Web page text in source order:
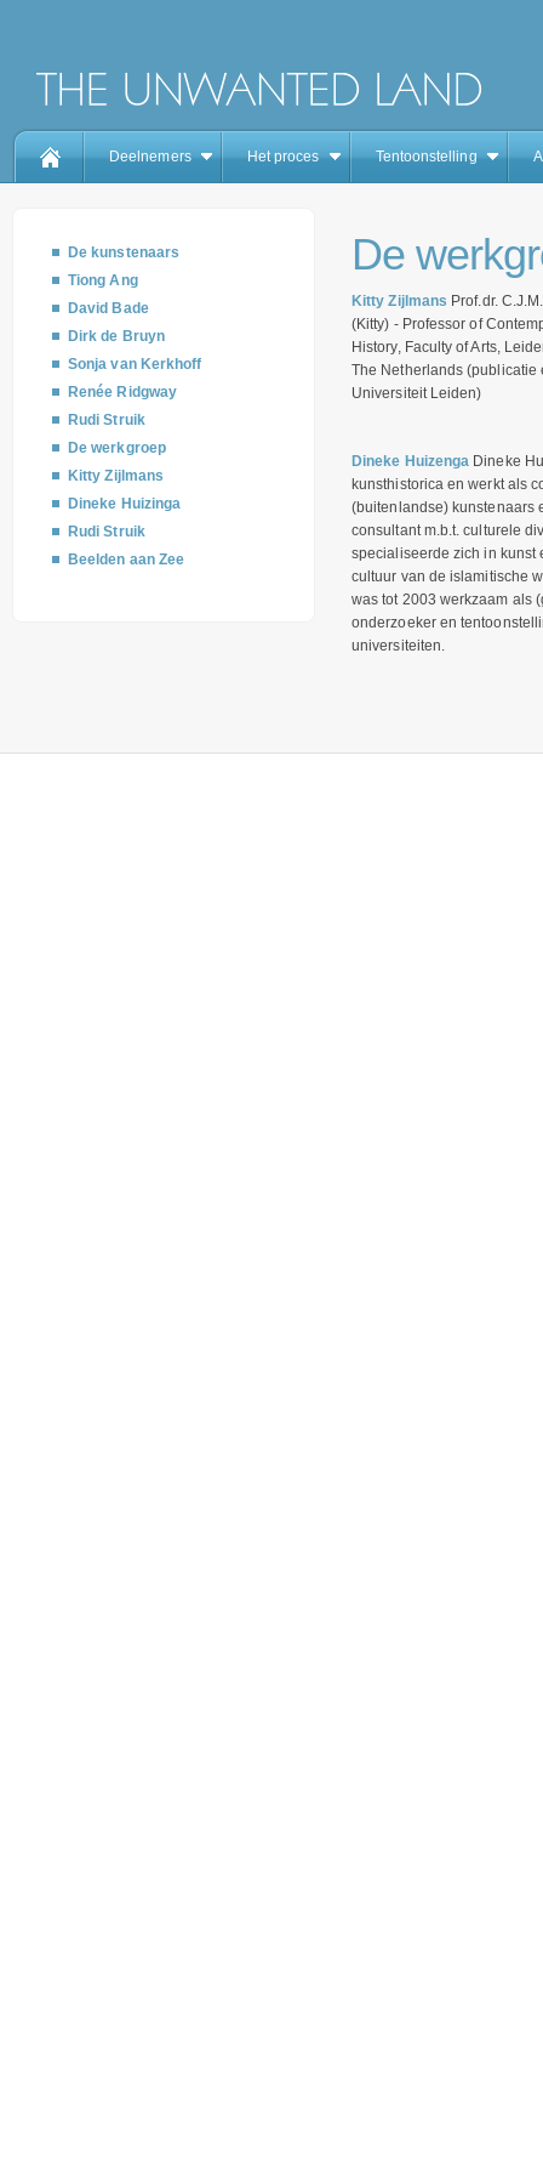
Deelnemers Het proces Tentoonstelling
De kunstenaars
Tiong Ang
David Bade
Dirk de Bruyn
Sonja van Kerkhoff
Renée Ridgway
Rudi Struik
De werkgroep
Kitty Zijlmans
Dineke Huizinga
Rudi Struik
Beelden aan Zee
De
Kitty Zijlmans Prof.dr.
(Kitty) - Professor of
History, Faculty of Arts,
The Netherlands (publicatie
Universiteit Leiden)
Dineke Huizenga Dineke
kunsthistorica en werkt als
(buitenlandse) kunstenaars
consultant m.b.t. culturele
specialiseerde zich in kunst
cultuur van de islamitische
was tot 2003 werkzaam als
onderzoeker en
universiteiten.